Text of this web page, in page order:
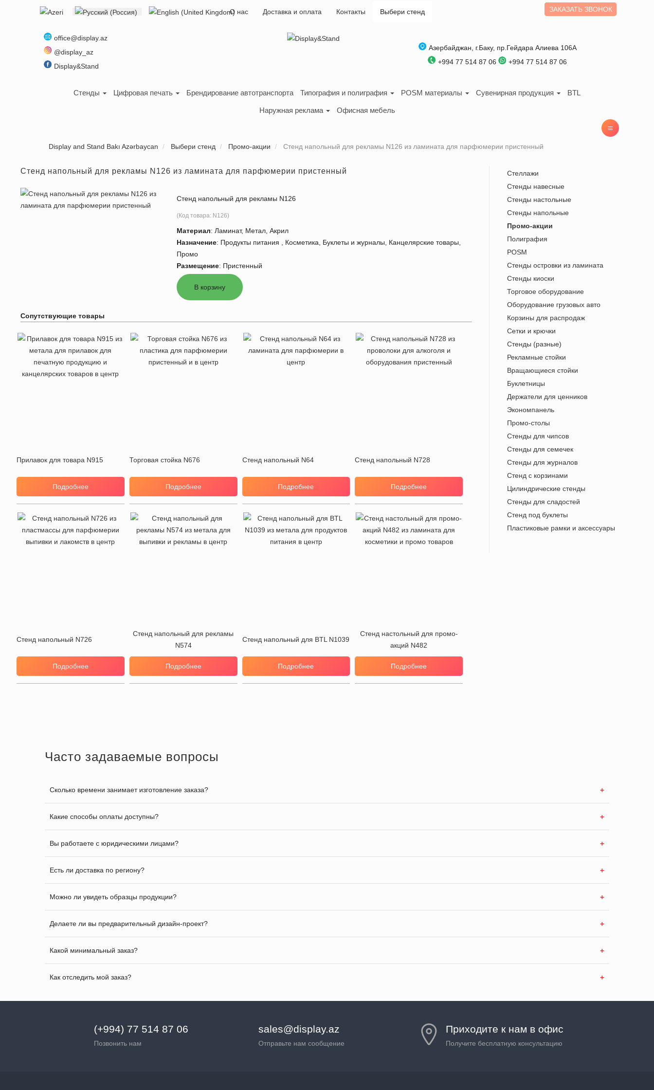
О нас Доставка и оплата Контакты Выбери стенд
Выберите язык ЗАКАЗАТЬ ЗВОНОК
office@display.az
@display_az
Display&Stand
Азербайджан , г.Баку, пр.Гейдара Алиева 106А
+994 77 514 87 06
+994 77 514 87 06
Стенды Цифровая печать Брендирование автотранспорта Типография и полиграфия POSM материалы Сувенирная продукция BTL
Наружная реклама Офисная мебель
Display and Stand Bakı Azərbaycan Выбери стенд Промо-акции Стенд напольный для рекламы N126 из ламината для парфюмерии пристенный
Стенд напольный для рекламы N126 из ламината для парфюмерии пристенный
Стенд напольный для рекламы N126
(Код товара: N126)
Материал: Ламинат, Метал, Акрил
Назначение: Продукты питания , Косметика, Буклеты и журналы, Канцелярские товары,
Промо
Размещение: Пристенный
Сопутствующие товары
Прилавок для товара N915
Подробнее
Торговая стойка N676
Подробнее
Стенд напольный N64
Подробнее
Стенд напольный N728
Подробнее
Стенд напольный N726
Подробнее
Стенд напольный для рекламы
N574
Подробнее
Стенд напольный для BTL N1039
Подробнее
Стенд настольный для промо-
акций N482
Подробнее
Стеллажи
Стенды навесные
Стенды настольные
Стенды напольные
Промо-акции
Полиграфия
POSM
Стенды островки из ламината
Стенды киоски
Торговое оборудование
Оборудование грузовых авто
Корзины для распродаж
Сетки и крючки
Стенды (разные)
Рекламные стойки
Вращающиеся стойки
Буклетницы
Держатели для ценников
Экономпанель
Промо-столы
Cтенды для чипсов
Стенды для семечек
Стенды для журналов
Стенд с корзинами
Цилиндрические стенды
Стенды для сладостей
Стенд под буклеты
Пластиковые рамки и аксессуары
Часто задаваемые вопросы
Сколько времени занимает изготовление заказа?
Какие способы оплаты доступны?
Вы работаете с юридическими лицами?
Есть ли доставка по региону?
Можно ли увидеть образцы продукции?
Делаете ли вы предварительный дизайн-проект?
Какой минимальный заказ?
Как отследить мой заказ?
(+994) 77 514 87 06
Позвонить нам
sales@display.az
Отправьте нам сообщение
Приходите к нам в офис
Получите бесплатную консультацию